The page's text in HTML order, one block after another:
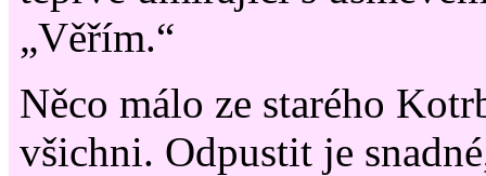
„Věřím.“
Něco málo ze starého
všichni. Odpustit je